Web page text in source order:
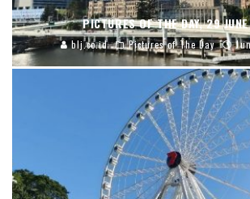
PICTURES OF THE DAY, 29
blj.co.id Pictures of The Day